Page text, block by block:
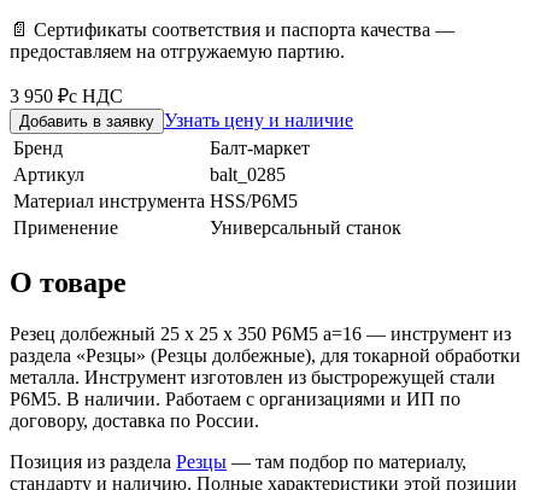
📄 Сертификаты соответствия и паспорта качества —
предоставляем на отгружаемую партию.
3 950 ₽с НДС
Добавить в заявку Узнать цену и наличие
Бренд
Балт-маркет
Артикул
balt_0285
Материал инструмента HSS/Р6М5
Применение
Универсальный станок
О товаре
Резец долбежный 25 х 25 х 350 Р6М5 а=16 — инструмент из
раздела «Резцы» (Резцы долбежные), для токарной обработки
металла. Инструмент изготовлен из быстрорежущей стали
Р6М5. В наличии. Работаем с организациями и ИП по
договору, доставка по России.
Позиция из раздела Резцы — там подбор по материалу,
стандарту и наличию. Полные характеристики этой позиции